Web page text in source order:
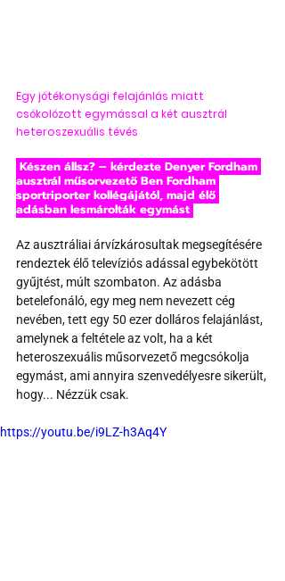
Egy jótékonysági felajánlás miatt
csókolózott egymással a két ausztrál
heteroszexuális tévés
ausztrál műsorvezető Ben Fordham
sportriporter kollégájától, majd élő
adásban lesmárolták egymást
Az ausztráliai árvízkárosultak megsegítésére
rendeztek élő televíziós adással egybekötött
gyűjtést, múlt szombaton. Az adásba
betelefonáló, egy meg nem nevezett cég
nevében, tett egy 50 ezer dolláros felajánlást,
amelynek a feltétele az volt, ha a két
heteroszexuális műsorvezető megcsókolja
egymást, ami annyira szenvedélyesre sikerült,
hogy... Nézzük csak.
https://youtu.be/i9LZ-h3Aq4Y